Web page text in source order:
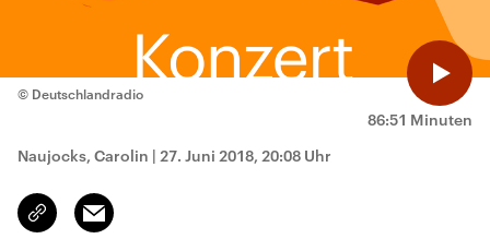
86:51 Minuten
© Deutschlandradio
Naujocks, Carolin | 27. Juni 2018, 20:08 Uhr
Link
kopieren/teilen
Email